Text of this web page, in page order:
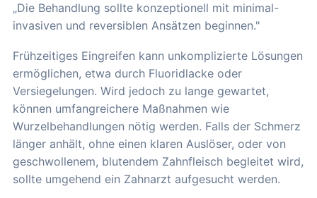
„Die Behandlung sollte konzeptionell mit minimal-
invasiven und reversiblen Ansätzen beginnen."
Frühzeitiges Eingreifen kann unkomplizierte Lösungen
ermöglichen, etwa durch Fluoridlacke oder
Versiegelungen. Wird jedoch zu lange gewartet,
können umfangreichere Maßnahmen wie
Wurzelbehandlungen nötig werden. Falls der Schmerz
länger anhält, ohne einen klaren Auslöser, oder von
geschwollenem, blutendem Zahnfleisch begleitet wird,
sollte umgehend ein Zahnarzt aufgesucht werden.